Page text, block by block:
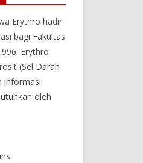
Erythro hadir
bagi Fakultas
Erythro
(Sel Darah
informasi
oleh